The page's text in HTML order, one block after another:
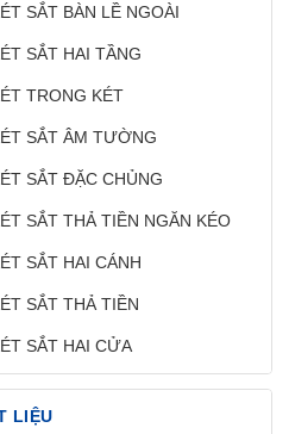
SẮT BÀN LỀ NGOÀI
SẮT HAI TẦNG
TRONG KÉT
SẮT ÂM TƯỜNG
SẮT ĐẶC CHỦNG
SẮT THẢ TIỀN NGĂN KÉO
SẮT HAI CÁNH
SẮT THẢ TIỀN
SẮT HAI CỬA
LIỆU